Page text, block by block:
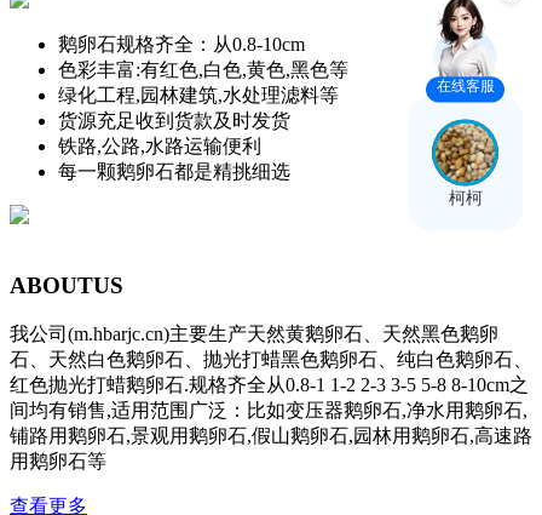
鹅卵石规格齐全：从0.8-10cm
色彩丰富:有红色,白色,黄色,黑色等
绿化工程,园林建筑,水处理滤料等
货源充足收到货款及时发货
铁路,公路,水路运输便利
每一颗鹅卵石都是精挑细选
ABOUTUS
我公司(m.hbarjc.cn)主要生产天然黄鹅卵石、天然黑色鹅卵
石、天然白色鹅卵石、抛光打蜡黑色鹅卵石、纯白色鹅卵石、
红色抛光打蜡鹅卵石.规格齐全从0.8-1 1-2 2-3 3-5 5-8 8-10cm之
间均有销售,适用范围广泛：比如变压器鹅卵石,净水用鹅卵石,
铺路用鹅卵石,景观用鹅卵石,假山鹅卵石,园林用鹅卵石,高速路
用鹅卵石等
查看更多
在线客服
柯柯